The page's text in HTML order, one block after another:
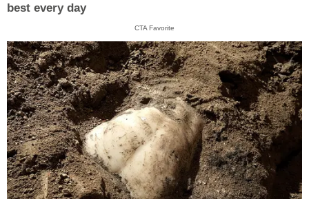
best every day
CTA Favorite